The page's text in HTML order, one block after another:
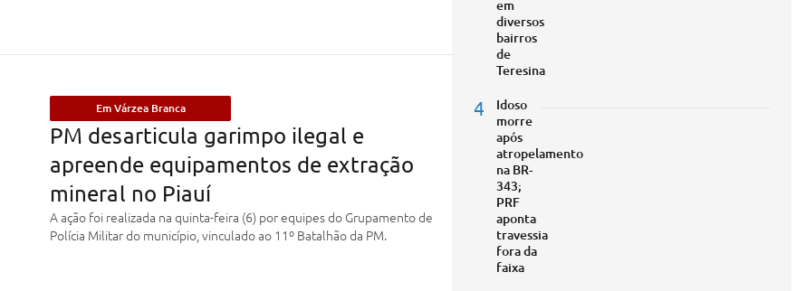
Em Várzea Branca
PM desarticula garimpo ilegal e
apreende equipamentos de extração
mineral no Piauí
A ação foi realizada na quinta-feira (6) por equipes do Grupamento de
Polícia Militar do município, vinculado ao 11º Batalhão da PM.
em
diversos
bairros
de
Teresina
4
Idoso
morre
após
atropelamento
na BR-
343;
PRF
aponta
travessia
fora da
faixa